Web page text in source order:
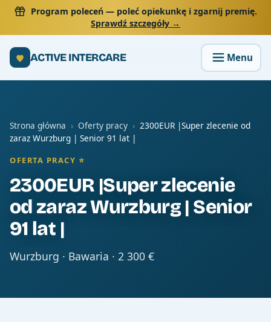
Program poleceń— poleć opiekunkę i zgarnij premię.
Sprawdź szczegóły →
ACTIVE INTERCARE
Strona główna › Oferty pracy › 2300EUR |Super zlecenie od
zaraz Wurzburg | Senior 91 lat |
OFERTA PRACY ⭐
2300EUR |Super zlecenie
od zaraz Wurzburg | Senior
91 lat |
Wurzburg · Bawaria · 2 300 €